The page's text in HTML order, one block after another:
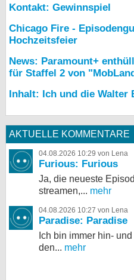
Kontakt: Gewinnspiel
Chicago Fire -
Hochzeitsfeier
News: Paramount+
für Staffel 2 von
Inhalt: Ich und die Walter
AKTUELLE KOMMENTARE
04.08.2026 10:29 von Lena
Furious: Furious
Ja, die neueste
streamen,... mehr
04.08.2026 10:27 von Lena
Paradise: Paradise
Ich bin immer hin-
den... mehr